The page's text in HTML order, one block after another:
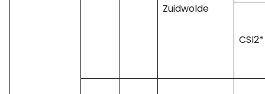
Zuidwolde
CSI2*